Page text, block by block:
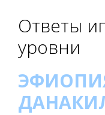
Ответы
уровни